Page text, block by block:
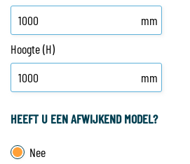
mm
Hoogte (H)
mm
HEEFT U EEN AFWIJKEND MODEL?
Nee